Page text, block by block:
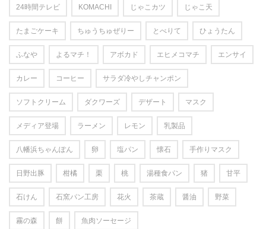
24時間テレビ KOMACHI じゃこカツ じゃこ天
たまごケーキ ちゅうちゅぜりー とべりて ひょうたん
ふなや よるマチ！ アボカド エヒメコマチ エンサイ
カレー コーヒー サラダ冷やしチャンポン
ソフトクリーム ダクワーズ デザート マスク
メディア登場 ラーメン レモン 乳製品
八幡浜ちゃんぽん 卵 塩パン 懐石 手作りマスク
日野出豚 柑橘 栗 桃 湯種食パン 猪 甘平
石けん 石窯パン工房 花火 茶蔵 醤油 野菜
霧の森 餅 魚肉ソーセージ